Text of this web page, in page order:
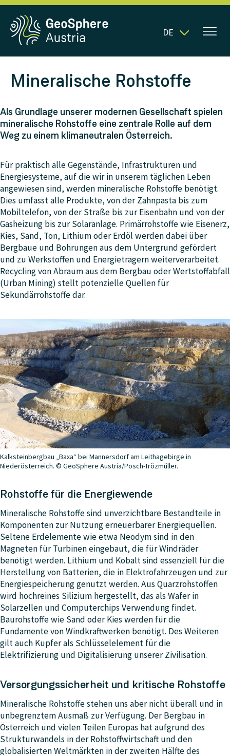
DE
Mineralische Rohstoffe
Als Grundlage unserer modernen Gesellschaft spielen
mineralische Rohstoffe eine zentrale Rolle auf dem
Weg zu einem klimaneutralen Österreich.
Für praktisch alle Gegenstände, Infrastrukturen und
Energiesysteme, auf die wir in unserem täglichen Leben
angewiesen sind, werden mineralische Rohstoffe benötigt.
Dies umfasst alle Produkte, von der Zahnpasta bis zum
Mobiltelefon, von der Straße bis zur Eisenbahn und von der
Gasheizung bis zur Solaranlage. Primärrohstoffe wie Eisenerz,
Kies, Sand, Ton, Lithium oder Erdöl werden dabei über
Bergbaue und Bohrungen aus dem Untergrund gefördert
und zu Werkstoffen und Energieträgern weiterverarbeitet.
Recycling von Abraum aus dem Bergbau oder Wertstoffabfall
(Urban Mining) stellt potenzielle Quellen für
Sekundärrohstoffe dar.
Kalksteinbergbau „Baxa“ bei Mannersdorf am Leithagebirge in
Niederösterreich. © GeoSphere Austria/Posch-Trözmüller.
Rohstoffe für die Energiewende
Mineralische Rohstoffe sind unverzichtbare Bestandteile in
Komponenten zur Nutzung erneuerbarer Energiequellen.
Seltene Erdelemente wie etwa Neodym sind in den
Magneten für Turbinen eingebaut, die für Windräder
benötigt werden. Lithium und Kobalt sind essenziell für die
Herstellung von Batterien, die in Elektrofahrzeugen und zur
Energiespeicherung genutzt werden. Aus Quarzrohstoffen
wird hochreines Silizium hergestellt, das als Wafer in
Solarzellen und Computerchips Verwendung findet.
Baurohstoffe wie Sand oder Kies werden für die
Fundamente von Windkraftwerken benötigt. Des Weiteren
gilt auch Kupfer als Schlüsselelement für die
Elektrifizierung und Digitalisierung unserer Zivilisation.
Versorgungssicherheit und kritische Rohstoffe
Mineralische Rohstoffe stehen uns aber nicht überall und in
unbegrenztem Ausmaß zur Verfügung. Der Bergbau in
Österreich und vielen Teilen Europas hat aufgrund des
Strukturwandels in der Rohstoffwirtschaft und den
globalisierten Weltmärkten in der zweiten Hälfte des